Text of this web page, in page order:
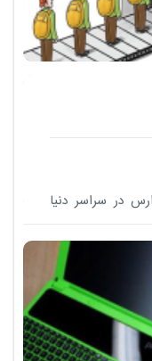
در سراسر دنیا
دانش آموزان است.